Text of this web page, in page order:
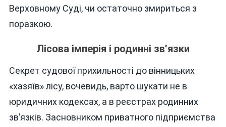
Верховному Суді, чи остаточно змириться з
поразкою.
Лісова імперія і родинні зв’язки
Секрет судової прихильності до вінницьких
«хазяїв» лісу, вочевидь, варто шукати не в
юридичних кодексах, а в реєстрах родинних
зв’язків. Засновником приватного підприємства